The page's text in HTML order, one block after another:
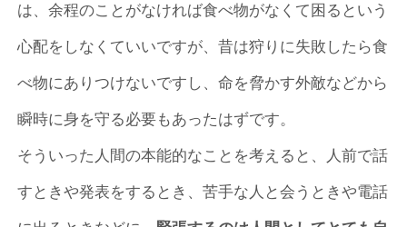
は、余程のことがなければ食べ物がなくて困るという
心配をしなくていいですが、昔は狩りに失敗したら食
べ物にありつけないですし、命を脅かす外敵などから
瞬時に身を守る必要もあったはずです。
そういった人間の本能的なことを考えると、人前で話
すときや発表をするとき、苦手な人と会うときや電話